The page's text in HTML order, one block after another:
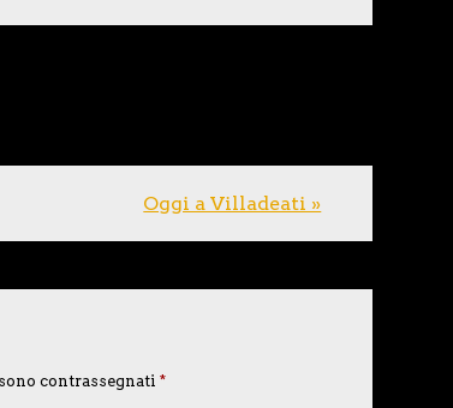
Oggi a Villadeati »
contrassegnati *